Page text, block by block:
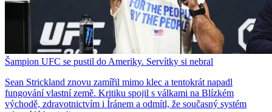
Šampion UFC se pustil do Ameriky. Servítky si nebral
Sean Strickland znovu zamířil mimo klec a tentokrát napadl
fungování vlastní země. Kritiku spojil s válkami na Blízkém
východě, zdravotnictvím i Íránem a odmítl, že současný systém